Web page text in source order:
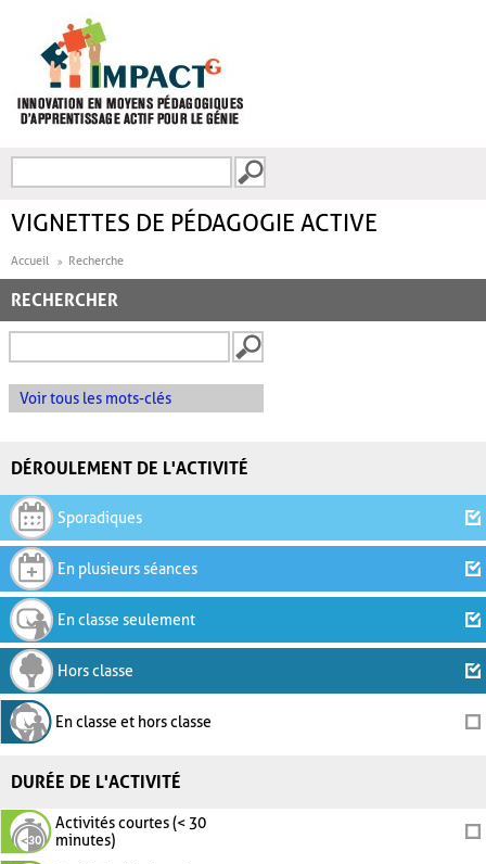
FORMULAIRE DE
VIGNETTES DE PÉDAGOGIE ACTIVE
Accueil Recherche
RECHERCHER
Voir tous les mots-clés
DÉROULEMENT DE L'ACTIVITÉ
Sporadiques
En plusieurs séances
En classe seulement
Hors classe
En classe et hors classe
DURÉE DE L'ACTIVITÉ
Activités courtes (< 30
minutes)